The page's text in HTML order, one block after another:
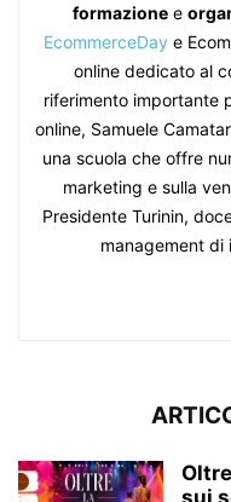
formazione e
EcommerceDay e
online dedicato al
riferimento importante
online, Samuele
una scuola che offre
marketing e sulla
Presidente Turinin,
management di
sui